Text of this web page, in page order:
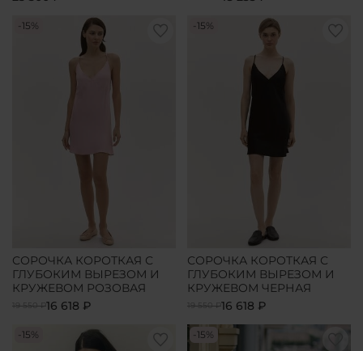
-15%
СОРОЧКА КОРОТКАЯ С
ГЛУБОКИМ ВЫРЕЗОМ И
КРУЖЕВОМ РОЗОВАЯ
19 550 ₽16 618 ₽
-15%
СОРОЧКА КОРОТКАЯ С
ГЛУБОКИМ ВЫРЕЗОМ И
КРУЖЕВОМ ЧЕРНАЯ
19 550 ₽16 618 ₽
-15% -15%